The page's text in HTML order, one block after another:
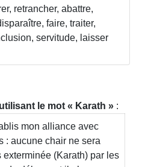
retrancher, abattre,
faire, traiter,
servitude, laisser
le mot Karath
:
mon alliance avec
: aucune chair ne sera
exterminée (Karath) par les